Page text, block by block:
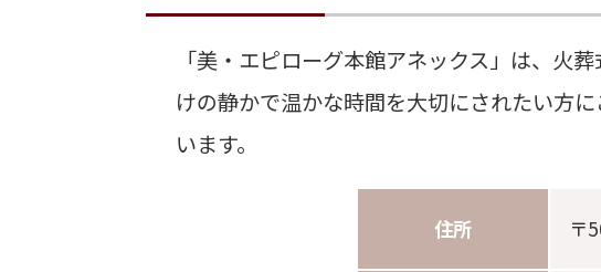
「美・エピローグ本館アネックス」は、火
けの静かで温かな時間を大切にされたい方
います。
住所 〒